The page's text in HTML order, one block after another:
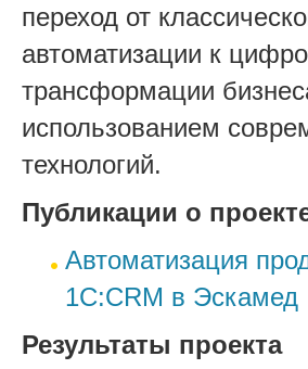
переход от
автоматизации к
трансформации
использованием
технологий.
Публикации о
Автоматизация
1С:CRM в Эскамед
Результаты проекта